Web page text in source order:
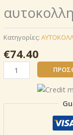
Κατηγορίες:
€74.40
αυτοκoλλητο
ρολo
11203